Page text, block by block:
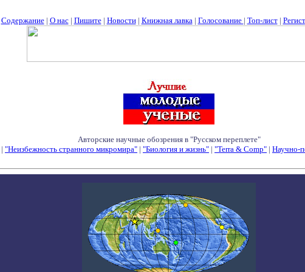
Содержание| О нас| Пишите| Новости| Книжная лавка| Голосование | Топ-лист|
Авторские научные обозрения в "Русском переплете"
| "Неизбежность странного микромира" | "Биология и жизнь" | "Terra & Comp" | Научно-